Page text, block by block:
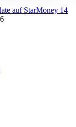
auf StarMoney 14